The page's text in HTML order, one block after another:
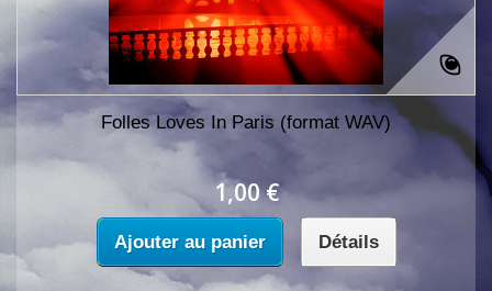
Folles Loves In Paris (format WAV)
1,00 €
Ajouter au panier Détails